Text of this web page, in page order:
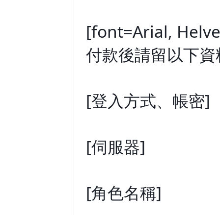
[font=Arial,
付款後請留以下
[登入方式、帳密]
[伺服器]
[角色名稱]